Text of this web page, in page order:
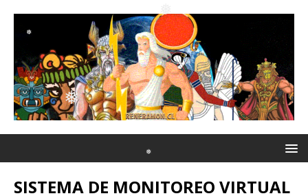
❅
❅ ❅
❅
❅
❅
SISTEMA DE MONITOREO VIRTUAL